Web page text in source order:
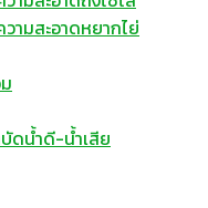
ามสะอาดหยากไย่
ดน้ำดี-น้ำเสีย